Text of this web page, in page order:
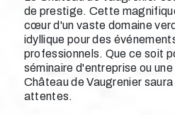
de prestige. Cette
cœur d'un vaste domaine
idyllique pour des
professionnels. Que ce soit
séminaire d'entreprise ou
Château de Vaugrenier
attentes.